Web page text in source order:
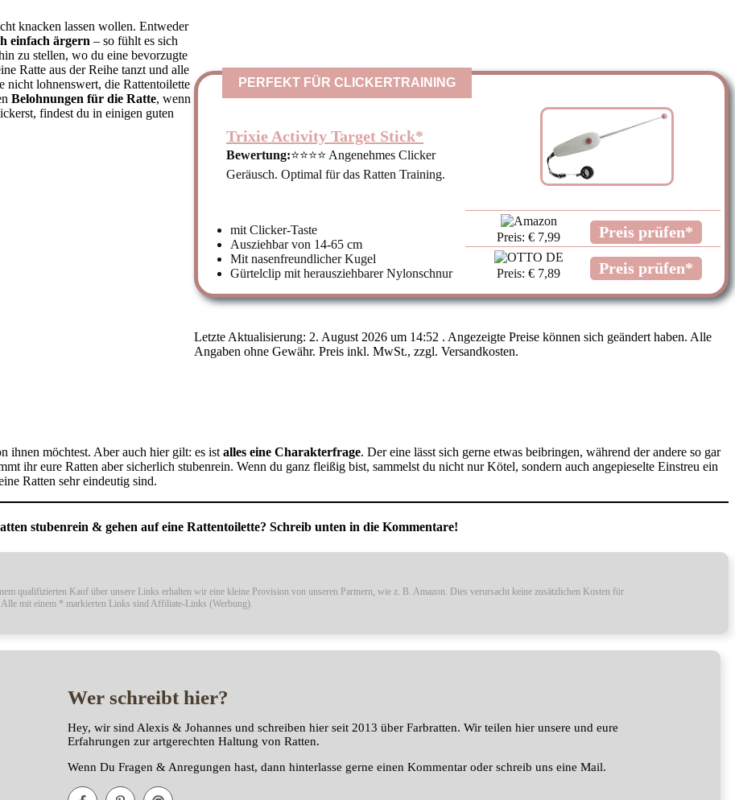
knacken lassen wollen. Entweder
einfach ärgern – so fühlt es sich
zu stellen, wo du eine bevorzugte
Ratte aus der Reihe tanzt und alle
nicht lohnenswert, die Rattentoilette
Belohnungen für die Ratte, wenn
findest du in einigen guten
PERFEKT FÜR CLICKERTRAINING
Trixie Activity Target Stick*
Bewertung:⭐⭐⭐⭐ Angenehmes Clicker
Geräusch. Optimal für das Ratten Training.
mit Clicker-Taste
Ausziehbar von 14-65 cm
Mit nasenfreundlicher Kugel
Gürtelclip mit herausziehbarer Nylonschnur
Preis: € 7,99 Preis prüfen*
Preis: € 7,89 Preis prüfen*
Letzte Aktualisierung: 2. August 2026 um 14:52 . Angezeigte Preise können sich geändert haben. Alle
Angaben ohne Gewähr. Preis inkl. MwSt., zzgl. Versandkosten.
ihnen möchtest. Aber auch hier gilt: es ist alles eine Charakterfrage. Der eine lässt sich gerne etwas beibringen, während der andere so gar
ihr eure Ratten aber sicherlich stubenrein. Wenn du ganz fleißig bist, sammelst du nicht nur Kötel, sondern auch angepieselte Einstreu ein
Ratten sehr eindeutig sind.
stubenrein & gehen auf eine Rattentoilette? Schreib unten in die Kommentare!
qualifizierten Kauf über unsere Links erhalten wir eine kleine Provision von unseren Partnern, wie z. B. Amazon. Dies verursacht keine zusätzlichen Kosten für
mit einem * markierten Links sind Affiliate-Links (Werbung).
Wer schreibt hier?
Hey, wir sind Alexis & Johannes und schreiben hier seit 2013 über Farbratten. Wir teilen hier unsere und eure
Erfahrungen zur artgerechten Haltung von Ratten.
Wenn Du Fragen & Anregungen hast, dann hinterlasse gerne einen Kommentar oder schreib uns eine Mail.